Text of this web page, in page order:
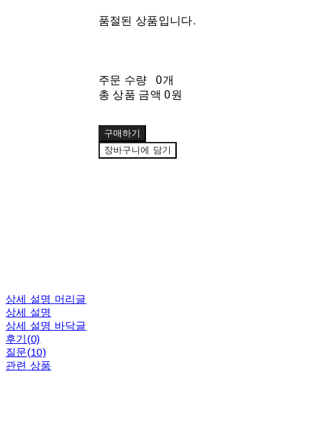
품절된 상품입니다.
주문 수량
0개
총 상품 금액 0원
구매하기
장바구니에 담기
상세 설명 머리글
상세 설명
상세 설명 바닥글
후기(0)
질문(10)
관련 상품